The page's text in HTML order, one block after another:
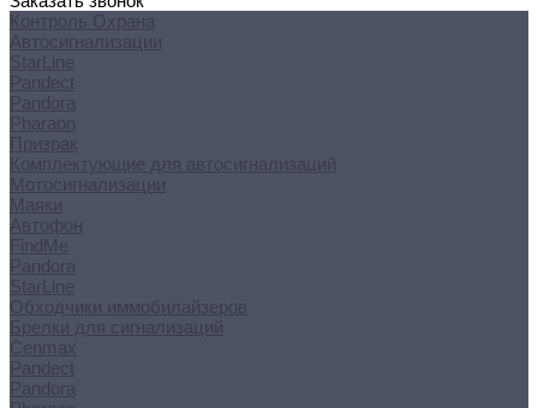
Контроль Охрана
Автосигнализации
StarLine
Pandect
Pandora
Pharaon
Призрак
Комплектующие для автосигнализаций
Мотосигнализации
Маяки
Автофон
FindMe
Pandora
StarLine
Обходчики иммобилайзеров
Брелки для сигнализаций
Cenmax
Pandect
Pandora